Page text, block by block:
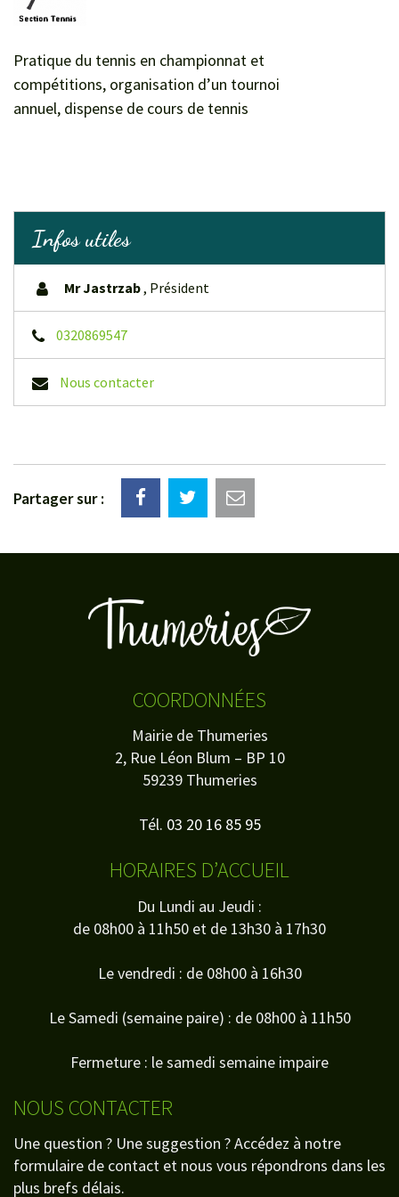
Pratique du tennis en championnat et
compétitions, organisation d’un tournoi
annuel, dispense de cours de tennis
Infos utiles
Mr Jastrzab, Président
0320869547
Nous contacter
Partager sur :
COORDONNÉES
Mairie de Thumeries
2, Rue Léon Blum – BP 10
59239 Thumeries
Tél. 03 20 16 85 95
HORAIRES D’ACCUEIL
Du Lundi au Jeudi :
de 08h00 à 11h50 et de 13h30 à 17h30
Le vendredi : de 08h00 à 16h30
Le Samedi (semaine paire) : de 08h00 à 11h50
Fermeture : le samedi semaine impaire
NOUS CONTACTER
Une question ? Une suggestion ? Accédez à notre
formulaire de contact et nous vous répondrons dans les
plus brefs délais.